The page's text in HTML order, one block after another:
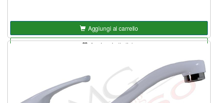
Aggiungi al carrello
Aggiungi alla lista